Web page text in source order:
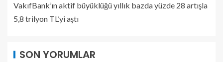
VakıfBank’ın aktif büyüklüğü yıllık bazda yüzde 28 artışla
5,8 trilyon TL’yi aştı
SON YORUMLAR